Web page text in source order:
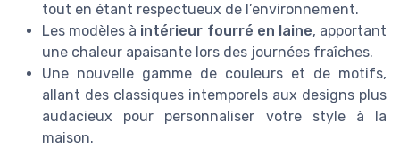
tout en étant respectueux de l’environnement.
Les modèles à intérieur fourré en laine, apportant
une chaleur apaisante lors des journées fraîches.
Une nouvelle gamme de couleurs et de motifs,
allant des classiques intemporels aux designs plus
audacieux pour personnaliser votre style à la
maison.